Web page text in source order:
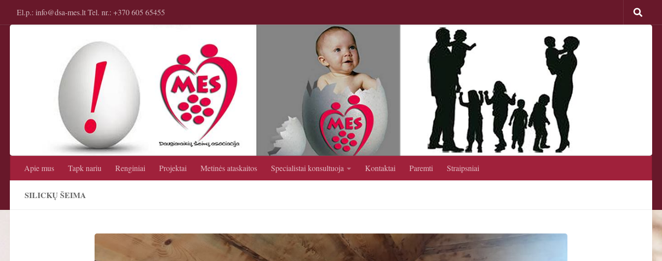
El.p.: info@dsa-mes.lt Tel. nr.: +370 605 65455
Apie mus Tapk nariu Renginiai Projektai Metinės ataskaitos Specialistai konsultuoja Kontaktai Paremti Straipsniai
SILICKŲ ŠEIMA